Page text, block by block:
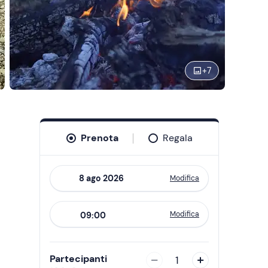
+7
Prenota Regala
forward
to
interact
with
Modifica
09:00 Modifica
Partecipanti 1